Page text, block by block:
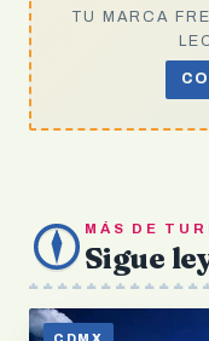
TU MARCA
MÁS DE
Sigue